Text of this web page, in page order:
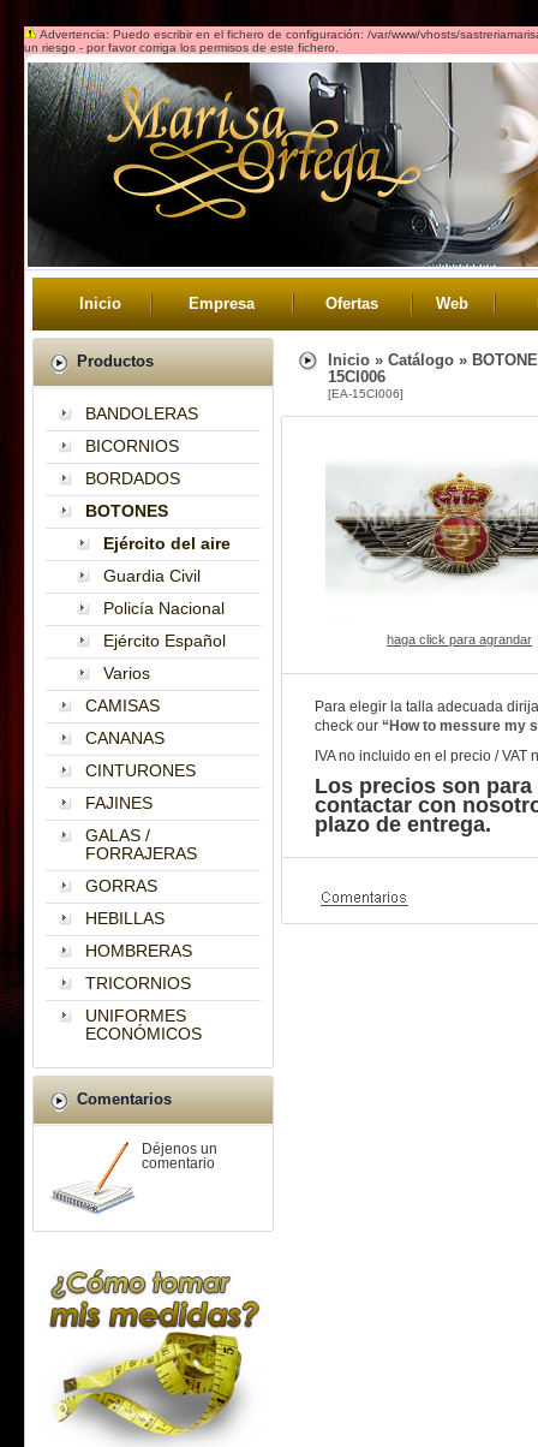
Advertencia: Puedo escribir en el fichero de configuración: /var/www/vhosts/
un riesgo - por favor corriga los permisos de este fichero.
Inicio Empresa Ofertas Web
Productos
BANDOLERAS
BICORNIOS
BORDADOS
BOTONES
Ejército del aire
Guardia Civil
Policía Nacional
Ejército Español
Varios
CAMISAS
CANANAS
CINTURONES
FAJINES
GALAS /
FORRAJERAS
GORRAS
HEBILLAS
HOMBRERAS
TRICORNIOS
UNIFORMES
ECONÓMICOS
Comentarios
Déjenos un
comentario
Inicio » Catálogo »
15CI006
[EA-15CI006]
haga click para agrandar
Para elegir la talla adecuada
check our “How to messure my
IVA no incluido en el precio / VAT
Los precios son
contactar con
plazo de entrega.